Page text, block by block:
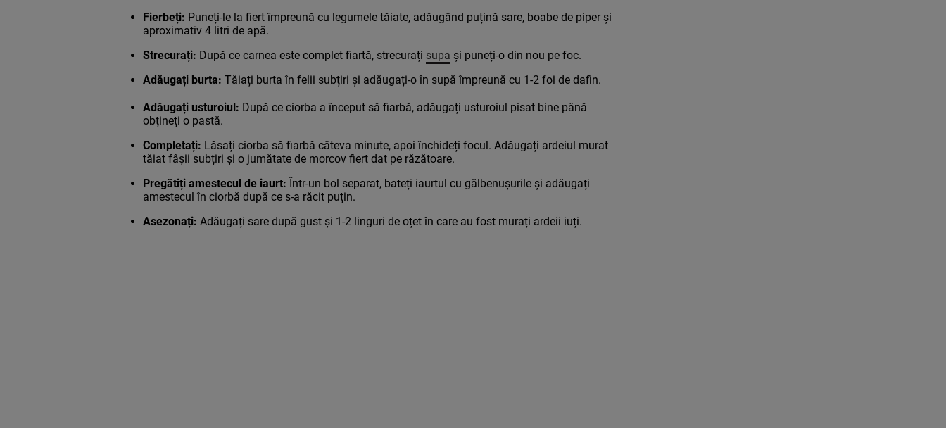
Fierbeți: Puneți-le la fiert împreună cu legumele tăiate, adăugând puțină sare, boabe de piper și
aproximativ 4 litri de apă.
Strecurați: După ce carnea este complet fiartă, strecurați supa și puneți-o din nou pe foc.
Adăugați burta: Tăiați burta în felii subțiri și adăugați-o în supă împreună cu 1-2 foi de dafin.
Adăugați usturoiul: După ce ciorba a început să fiarbă, adăugați usturoiul pisat bine până
obțineți o pastă.
Completați: Lăsați ciorba să fiarbă câteva minute, apoi închideți focul. Adăugați ardeiul murat
tăiat fâșii subțiri și o jumătate de morcov fiert dat pe răzătoare.
Pregătiți amestecul de iaurt: Într-un bol separat, bateți iaurtul cu gălbenușurile și adăugați
amestecul în ciorbă după ce s-a răcit puțin.
Asezonați: Adăugați sare după gust și 1-2 linguri de oțet în care au fost murați ardeii iuți.